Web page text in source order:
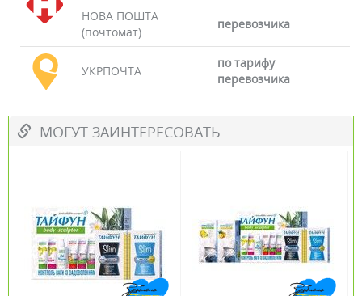
НОВА ПОШТА
(почтомат)
перевозчика
УКРПОЧТА
по тарифу
перевозчика
МОГУТ ЗАИНТЕРЕСОВАТЬ